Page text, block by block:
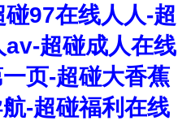
97在线人人-超
超碰成人在线
页-超碰大香蕉
-超碰福利在线